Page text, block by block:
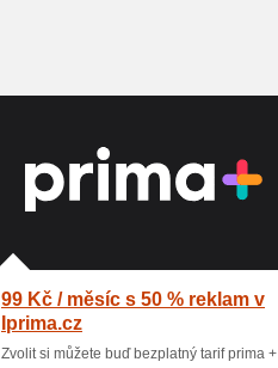
99 Kč / měsíc s 50 % reklam v
Iprima.cz
Zvolit si můžete buď bezplatný tarif prima +